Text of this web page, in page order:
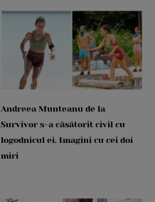
Andreea Munteanu de la
Survivor s-a căsătorit civil cu
logodnicul ei. Imagini cu cei doi
miri